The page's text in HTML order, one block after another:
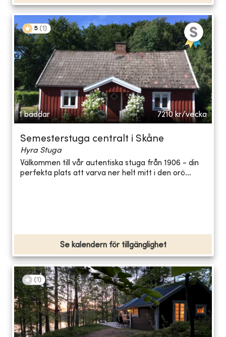
5 (1 )
1 bäddar 7210 kr/vecka
Semesterstuga centralt i Skåne
Hyra Stuga
Välkommen till vår autentiska stuga från 1906 - din
perfekta plats att varva ner helt mitt i den orö...
Se kalendern för tillgänglighet
(1 )